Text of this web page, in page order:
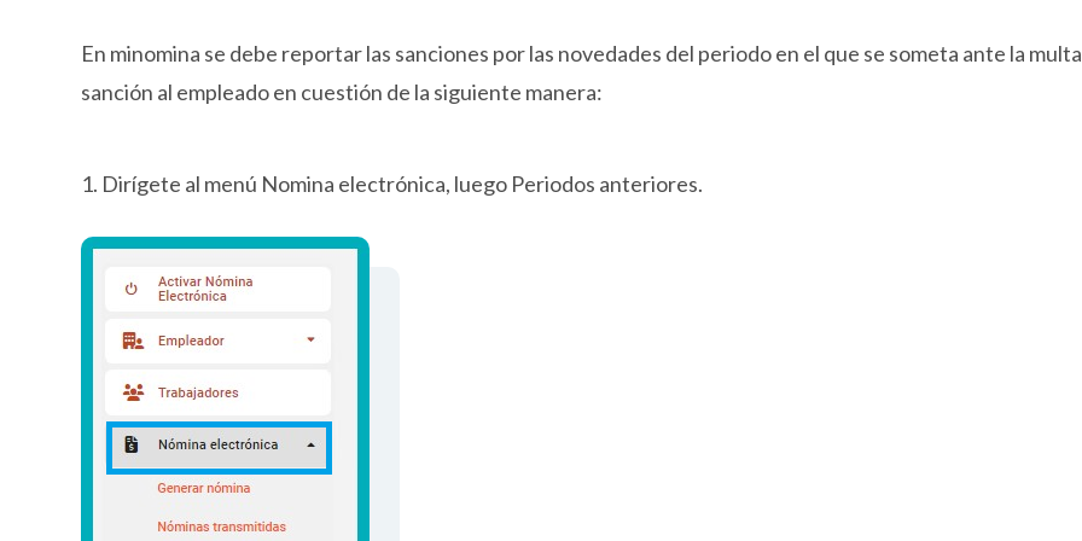
En minomina se debe reportar las sanciones por las novedades del periodo en el que se someta ante la
sanción al empleado en cuestión de la siguiente manera:
1. Dirígete al menú Nomina electrónica, luego Periodos anteriores.